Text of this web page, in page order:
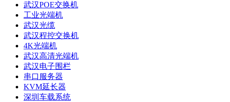
武汉POE交换机
工业光端机
武汉光缆
武汉程控交换机
4K光端机
武汉高清光端机
武汉电子围栏
串口服务器
KVM延长器
深圳车载系统